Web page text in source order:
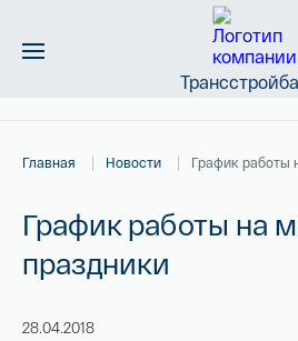
Слитки
Золото
Новинки
Главная Новости График работы
График работы на
праздники
28.04.2018